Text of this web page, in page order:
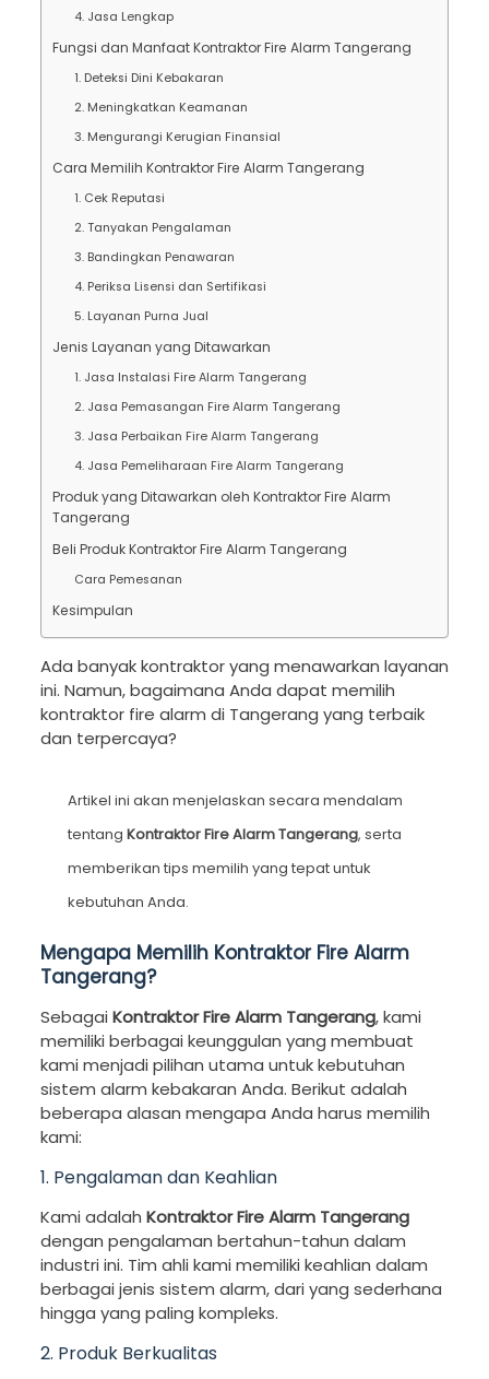
4. Jasa Lengkap
Fungsi dan Manfaat Kontraktor Fire Alarm Tangerang
1. Deteksi Dini Kebakaran
2. Meningkatkan Keamanan
3. Mengurangi Kerugian Finansial
Cara Memilih Kontraktor Fire Alarm Tangerang
1. Cek Reputasi
2. Tanyakan Pengalaman
3. Bandingkan Penawaran
4. Periksa Lisensi dan Sertifikasi
5. Layanan Purna Jual
Jenis Layanan yang Ditawarkan
1. Jasa Instalasi Fire Alarm Tangerang
2. Jasa Pemasangan Fire Alarm Tangerang
3. Jasa Perbaikan Fire Alarm Tangerang
4. Jasa Pemeliharaan Fire Alarm Tangerang
Produk yang Ditawarkan oleh Kontraktor Fire Alarm
Tangerang
Beli Produk Kontraktor Fire Alarm Tangerang
Cara Pemesanan
Kesimpulan
Ada banyak kontraktor yang menawarkan layanan
ini. Namun, bagaimana Anda dapat memilih
kontraktor fire alarm di Tangerang yang terbaik
dan terpercaya?
Artikel ini akan menjelaskan secara mendalam
tentang Kontraktor Fire Alarm Tangerang, serta
memberikan tips memilih yang tepat untuk
kebutuhan Anda.
Mengapa Memilih Kontraktor Fire Alarm
Tangerang?
Sebagai Kontraktor Fire Alarm Tangerang, kami
memiliki berbagai keunggulan yang membuat
kami menjadi pilihan utama untuk kebutuhan
sistem alarm kebakaran Anda. Berikut adalah
beberapa alasan mengapa Anda harus memilih
kami:
1. Pengalaman dan Keahlian
Kami adalah Kontraktor Fire Alarm Tangerang
dengan pengalaman bertahun-tahun dalam
industri ini. Tim ahli kami memiliki keahlian dalam
berbagai jenis sistem alarm, dari yang sederhana
hingga yang paling kompleks.
2. Produk Berkualitas